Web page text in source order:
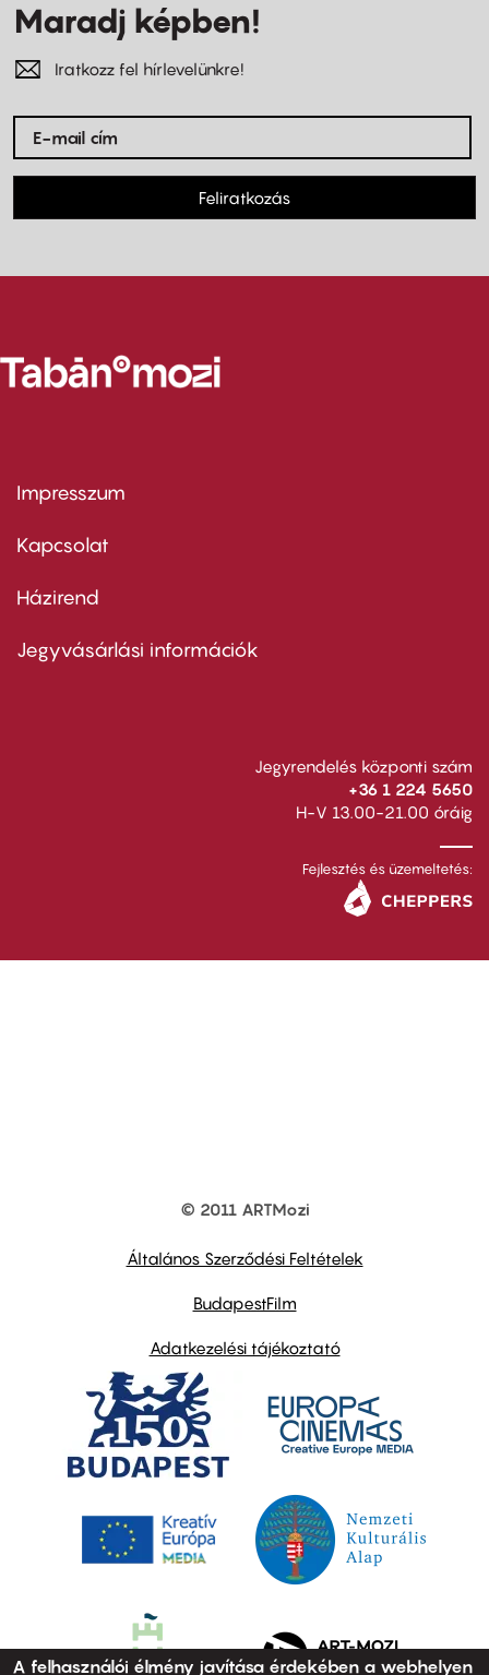
Maradj képben!
Iratkozz fel hírlevelünkre!
Feliratkozás
Footer
first
Impresszum
Kapcsolat
Footer
second
Házirend
Jegyvásárlási információk
Jegyrendelés központi szám
+36 1 224 5650
H-V 13.00-21.00 óráig
Fejlesztés és üzemeltetés:
© 2011 ARTMozi
Általános Szerződési Feltételek
BudapestFilm
Adatkezelési tájékoztató
A felhasználói élmény javítása érdekében a webhelyen